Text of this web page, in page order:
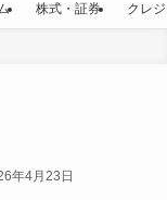
株式・証券 クレ
年4月23日